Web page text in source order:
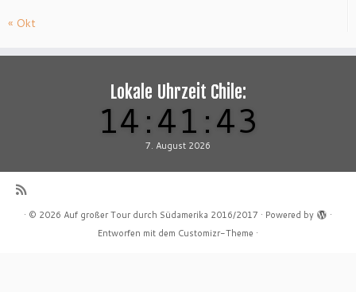
« Okt
Lokale Uhrzeit Chile:
14:41 :44
7. August 2026
· © 2026 Auf großer Tour durch Südamerika 2016/2017 · Powered by
·
Entworfen mit dem Customizr-Theme ·